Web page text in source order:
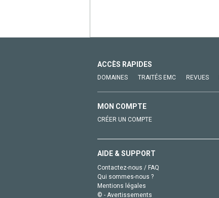
ACCÈS RAPIDES
DOMAINES TRAITÉS EMC REVUES
MON COMPTE
CRÉER UN COMPTE
AIDE & SUPPORT
Contactez-nous / FAQ
Qui sommes-nous ?
Mentions légales
© - Avertissements